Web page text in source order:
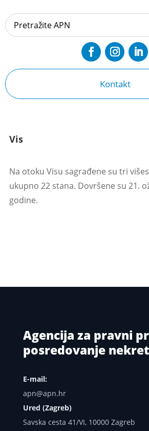
Kontakt
Vis
Na otoku Visu sagrađene su tri
ukupno 22 stana. Dovršene su 21.
godine.
Agencija za pravni
posredovanje
E-mail:
apn@apn.hr
Ured (Zagreb)
Savska cesta 41/VI, 10000 Zagreb